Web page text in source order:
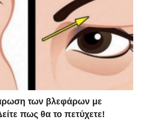
των βλεφάρων με
πως θα το πετύχετε!